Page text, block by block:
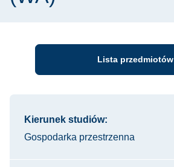
Lista przedmiotów
Kierunek studiów:
Gospodarka przestrzenna